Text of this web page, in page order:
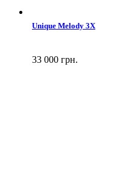
Unique Melody 3X
33 000 грн.